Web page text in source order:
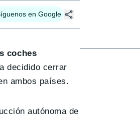
en Google
coches
decidido cerrar
ambos países.
autónoma de